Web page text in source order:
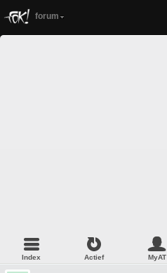
forum
Index Actief MyAT